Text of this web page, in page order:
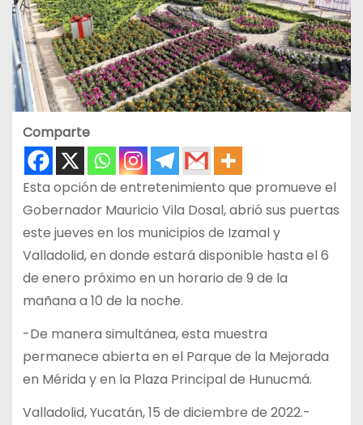
Comparte
Esta opción de entretenimiento que promueve el
Gobernador Mauricio Vila Dosal, abrió sus puertas
este jueves en los municipios de Izamal y
Valladolid, en donde estará disponible hasta el 6
de enero próximo en un horario de 9 de la
mañana a 10 de la noche.
-De manera simultánea, esta muestra
permanece abierta en el Parque de la Mejorada
en Mérida y en la Plaza Principal de Hunucmá.
Valladolid, Yucatán, 15 de diciembre de 2022.-